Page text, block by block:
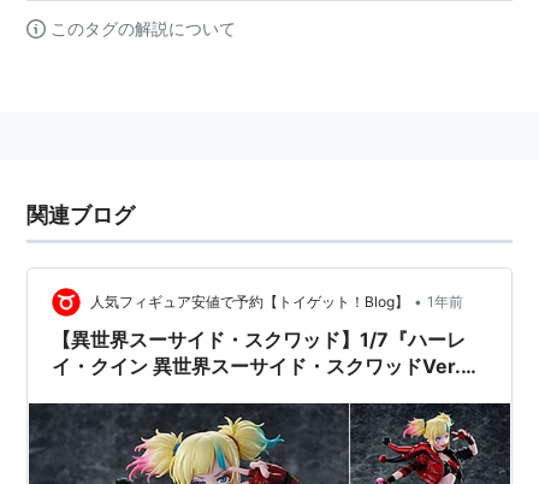
このタグの解説について
関連ブログ
人気フィギュア安値で予約【トイゲット！Blog】 • 1年前
【異世界スーサイド・スクワッド】1/7『ハーレ
イ・クイン 異世界スーサイド・スクワッドVer.』